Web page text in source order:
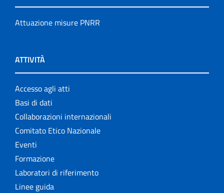
Attuazione misure PNRR
ATTIVITÀ
Accesso agli atti
Basi di dati
Collaborazioni internazionali
Comitato Etico Nazionale
Eventi
Formazione
Laboratori di riferimento
Linee guida